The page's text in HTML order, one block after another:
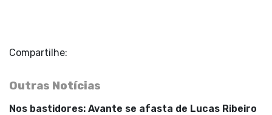
Compartilhe:
Outras Notícias
Nos bastidores: Avante se afasta de Lucas Ribeiro